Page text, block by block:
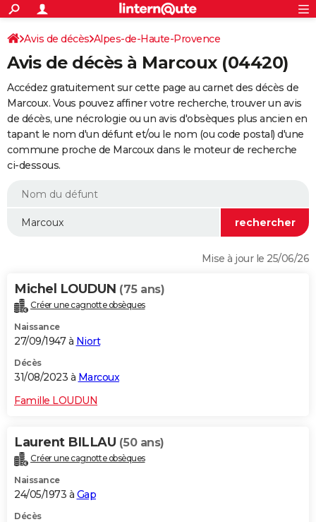
ACTUALITÉS
Politique
Société
Faits Divers
Education
Monde
Villes
+
SPORT
Coupe du monde 2026
Football
Tennis
Cyclisme
Rugby
Forum
Programme TV
TNTStreaming
Cinéma
Sorties cinéma
Musique
+
FINANCE
Retraite
Epargne
Immobilier
Risques naturels par ville
Assurance
AUTO
Essais
Réserver un essai
Citadines
Berlines
SUV
Forum auto
+HIGH-TECH
BRICOLAGE
WEEK-END
Alimentation
Guide de la santé
Maladies
Médicaments
Sommeil
VOYAGE
Destinations
City break
Voyage nature
Voyage de noces
Forum
Climat
+PHOTO
GUIDES D'ACHAT
Carte de Noël
Carte Bonne année
Carte Saint-Valentin
Carte Pâques
Carte d'anniversaire
DICTIONNAIRE
Dictionnaire
Biographies
Citations
Expressions
Proverbes
PROGRAMME TV
S'inscrire
Connexion
Avis de décès Alpes-de-Haute-Provence
Avis de décès à Marcoux (04420)
Accédez gratuitement sur cette page au carnet des décès de
Marcoux. Vous pouvez affiner votre recherche, trouver un avis
de décès, une nécrologie ou un avis d'obsèques plus ancien en
tapant le nom d'un défunt et/ou le nom (ou code postal) d'une
commune proche de Marcoux dans le moteur de recherche
ci-dessous.
Mise à jour le 25/06/26
Michel LOUDUN (75 ans)
Créer une cagnotte obsèques
Naissance
27/09/1947 à Niort
Décès
31/08/2023 à Marcoux
Famille LOUDUN
Laurent BILLAU (50 ans)
Créer une cagnotte obsèques
Naissance
24/05/1973 à Gap
Décès